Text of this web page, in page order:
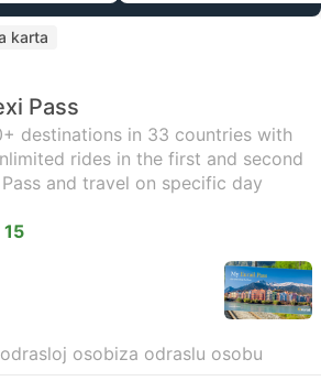
karta
Pass
destinations in 33 countries with
rides in the first and second
and travel on specific day
osobiza odraslu osobu